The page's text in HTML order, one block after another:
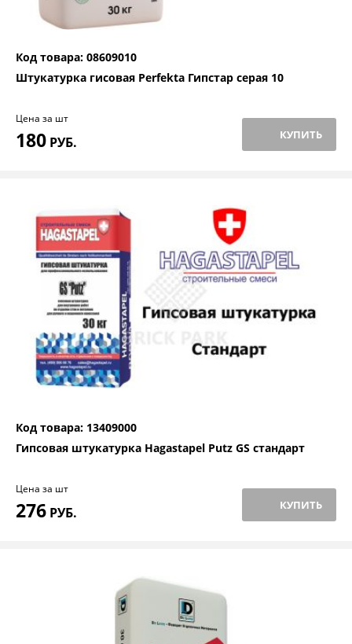
Код товара: 08609010
Штукатурка гисовая Perfekta Гипстар серая 10
Цена за шт
180 РУБ. КУПИТЬ
Код товара: 13409000
Гипсовая штукатурка Hagastapel Putz GS стандарт
Цена за шт
276 РУБ. КУПИТЬ